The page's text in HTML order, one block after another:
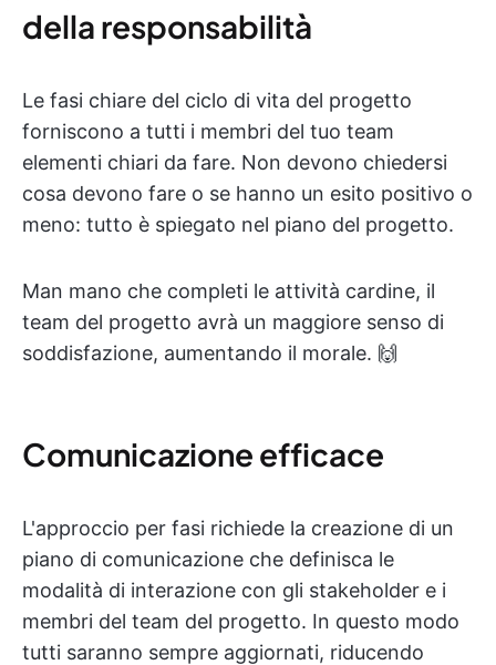
della responsabilità
Le fasi chiare del ciclo di vita del progetto
forniscono a tutti i membri del tuo team
elementi chiari da fare. Non devono chiedersi
cosa devono fare o se hanno un esito positivo o
meno: tutto è spiegato nel piano del progetto.
Man mano che completi le attività cardine, il
team del progetto avrà un maggiore senso di
soddisfazione, aumentando il morale. 🙌
Comunicazione efficace
L'approccio per fasi richiede la creazione di un
piano di comunicazione che definisca le
modalità di interazione con gli stakeholder e i
membri del team del progetto. In questo modo
tutti saranno sempre aggiornati, riducendo